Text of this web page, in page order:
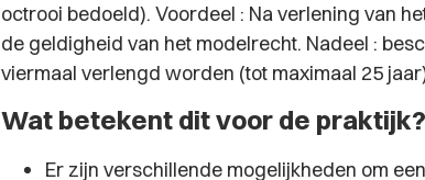
octrooi bedoeld). Voordeel : Na verlening van
de geldigheid van het modelrecht. Nadeel :
viermaal verlengd worden (tot maximaal 25
Wat betekent dit voor de praktijk?
Er zijn verschillende mogelijkheden om